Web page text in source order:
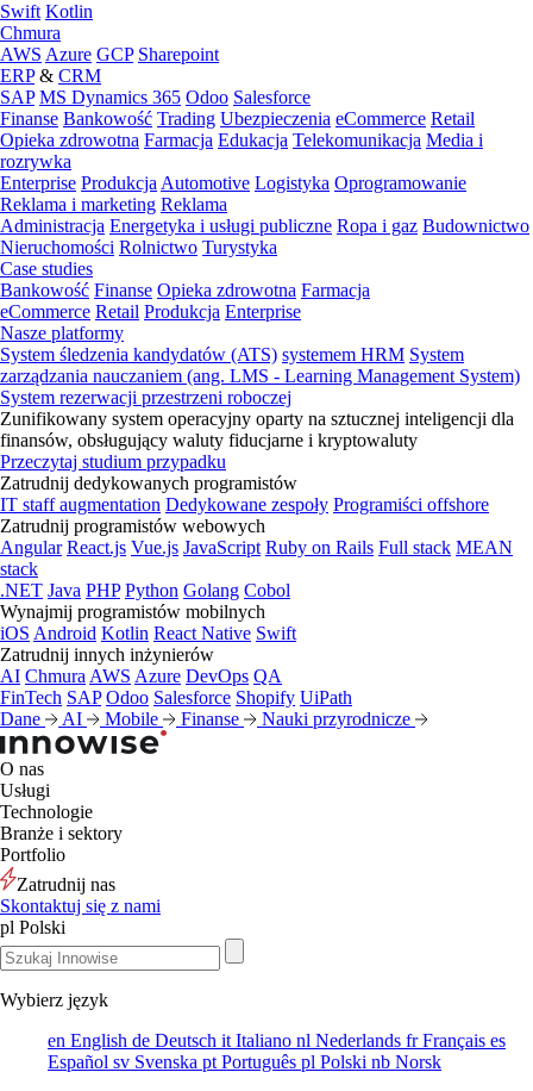
Swift Kotlin
Chmura
AWS Azure GCP Sharepoint
ERP& CRM
SAP MS Dynamics 365 Odoo Salesforce
Finanse Bankowość Trading Ubezpieczenia eCommerce Retail
Opieka zdrowotna Farmacja Edukacja Telekomunikacja Media i
rozrywka
Enterprise Produkcja Automotive Logistyka Oprogramowanie
Reklama i marketing Reklama
Administracja Energetyka i usługi publiczne Ropa i gaz Budownictwo
Nieruchomości Rolnictwo Turystyka
Case studies
Bankowość Finanse Opieka zdrowotna Farmacja
eCommerce Retail Produkcja Enterprise
Nasze platformy
System śledzenia kandydatów (ATS) systemem HRM System
zarządzania nauczaniem (ang. LMS - Learning Management System)
System rezerwacji przestrzeni roboczej
Zunifikowany system operacyjny oparty na sztucznej inteligencji dla
finansów, obsługujący waluty fiducjarne i kryptowaluty
Przeczytaj studium przypadku
Zatrudnij dedykowanych programistów
IT staff augmentation Dedykowane zespoły Programiści offshore
Zatrudnij programistów webowych
Angular React.js Vue.js JavaScript Ruby on Rails Full stack MEAN
stack
.NET Java PHP Python Golang Cobol
Wynajmij programistów mobilnych
iOS Android Kotlin React Native Swift
Zatrudnij innych inżynierów
AI Chmura AWS Azure DevOps QA
FinTech SAP Odoo Salesforce Shopify UiPath
Dane
AI Mobile Finanse Nauki przyrodnicze
O nas
Usługi
Technologie
Branże i sektory
Portfolio
Zatrudnij nas
Skontaktuj się z nami
pl Polski
Wybierz język
en English de Deutsch it Italiano nl Nederlands frFrançais es
Español sv Svenska pt Português pl Polski nb Norsk